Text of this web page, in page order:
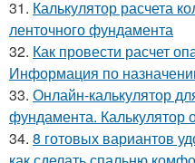
31. Калькулятор расчета
ленточного фундамента
32. Как провести расчет
Информация по
33. Онлайн-калькулятор
фундамента. Калькулятор
34. 8 готовых вариантов